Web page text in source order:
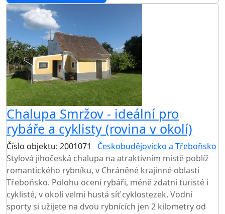
Chalupa Smržov - ideální pro
rybáře a cyklisty (rovina v okolí)
Číslo objektu: 2001071
Českobudějovicko a Třeboňsko
Stylová jihočeská chalupa na atraktivním místě poblíž
romantického rybníku, v Chráněné krajinné oblasti
Třeboňsko. Polohu ocení rybáři, méně zdatní turisté i
cyklisté, v okolí velmi hustá síť cyklostezek. Vodní
sporty si užijete na dvou rybnících jen 2 kilometry od